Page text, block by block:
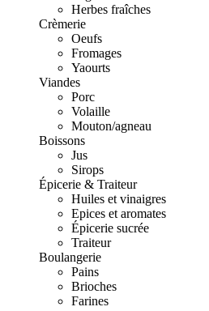
Herbes fraîches
Crèmerie
Oeufs
Fromages
Yaourts
Viandes
Porc
Volaille
Mouton/agneau
Boissons
Jus
Sirops
Épicerie & Traiteur
Huiles et vinaigres
Epices et aromates
Épicerie sucrée
Traiteur
Boulangerie
Pains
Brioches
Farines